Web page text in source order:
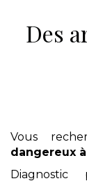
Des
Vous
dangereux
Diagnostic